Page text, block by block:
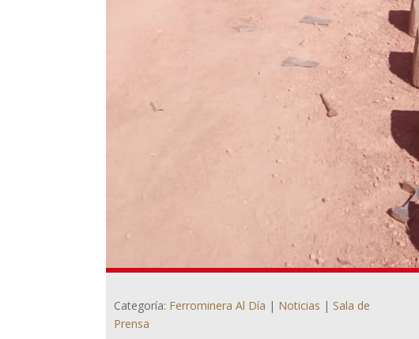
Categoría: Ferrominera Al Día | Noticias | Sala de
Prensa